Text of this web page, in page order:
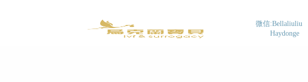
微信:Bellaliuliu
Haydonge